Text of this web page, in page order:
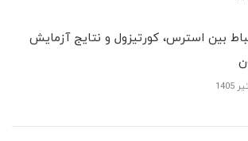
بین استرس، کورتیزول و نتایج آزمایش